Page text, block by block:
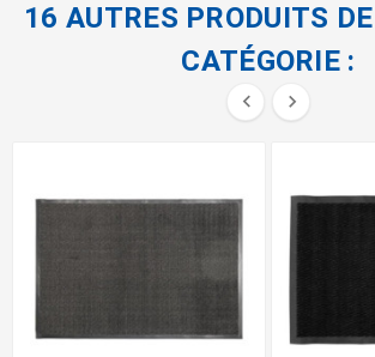
16 AUTRES PRODUITS
CATÉGORIE :
 